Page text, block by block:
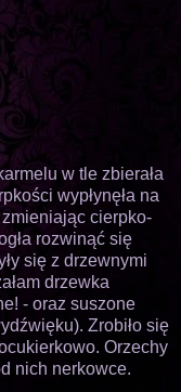
w tle zbierała
wypłynęła na
cierpko-
rozwinąć się
się z drzewnymi
drzewka
- oraz suszone
Zrobiło się
Orzechy
nich nerkowce.